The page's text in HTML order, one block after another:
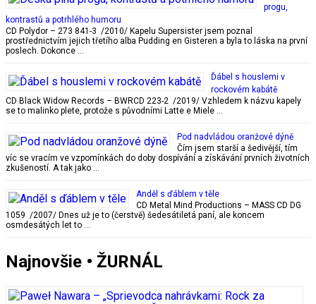
progu,
kontrastů a potrhlého humoru
CD Polydor – 273 841-3 /2010/ Kapelu Supersister jsem poznal
prostřednictvím jejich třetího alba Pudding en Gisteren a byla to láska na první
poslech. Dokonce …
Ďábel s houslemi v
rockovém kabátě
CD Black Widow Records – BWRCD 223-2 /2019/ Vzhledem k názvu kapely
se to malinko plete, protože s původními Latte e Miele …
Pod nadvládou oranžové dýně
Čím jsem starší a šedivější, tím
víc se vracím ve vzpomínkách do doby dospívání a získávání prvních životních
zkušeností. A tak jako …
Anděl s ďáblem v těle
CD Metal Mind Productions – MASS CD DG
1059 /2007/ Dnes už je to (čerstvě) šedesátiletá paní, ale koncem
osmdesátých let to …
Najnovšie • ŽURNÁL